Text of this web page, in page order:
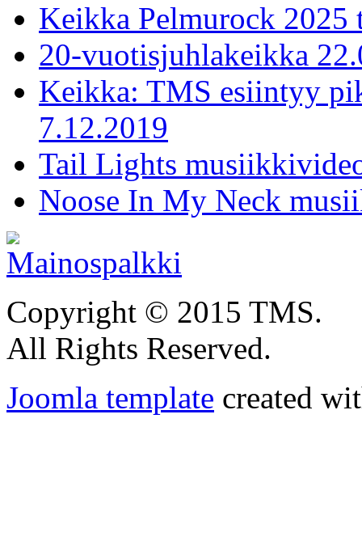
Keikka Pelmurock 2025
20-vuotisjuhlakeikka
Keikka: TMS esiintyy
7.12.2019
Tail Lights
Noose In My Neck
Copyright © 2015 TMS.
All Rights Reserved.
Joomla template created